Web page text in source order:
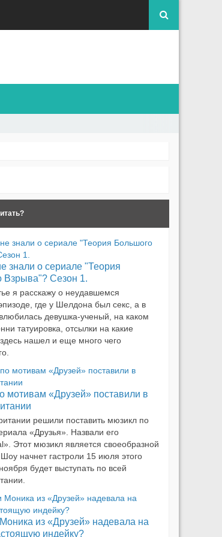
знали о сериале "Теория
Взрыва"? Сезон 1.
я расскажу о неудавшемся
где у Шелдона был секс, а в
девушка-ученый, на каком
татуировка, отсылки на какие
нашел и еще много чего
мотивам «Друзей» поставили в
решили поставить мюзикл по
«Друзья». Назвали его
Этот мюзикл является своеобразной
начнет гастроли 15 июля этого
будет выступать по всей
из «Друзей» надевала на
индейку?